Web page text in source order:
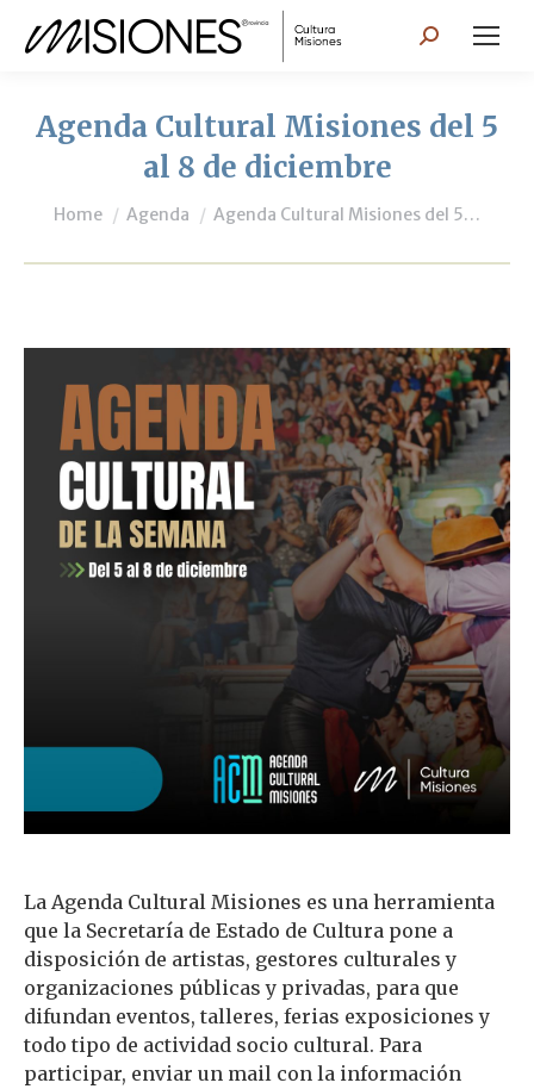
Search:
Agenda Cultural Misiones del 5
al 8 de diciembre
You are here:
Home Agenda Agenda Cultural Misiones del 5…
La Agenda Cultural Misiones es una herramienta
que la Secretaría de Estado de Cultura pone a
disposición de artistas, gestores culturales y
organizaciones públicas y privadas, para que
difundan eventos, talleres, ferias exposiciones y
todo tipo de actividad socio cultural. Para
participar, enviar un mail con la información